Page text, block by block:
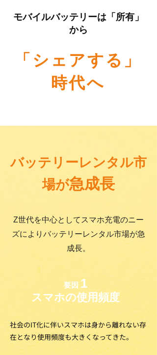
モバイルバッテリーは「所有」
から
「シェアする」
時代へ
バッテリーレンタル市
場が急成長
Z世代を中心としてスマホ充電のニー
ズによりバッテリーレンタル市場が急
成長。
要因 1
スマホの使用頻度
社会のIT化に伴いスマホは身から離れない存
在となり使用頻度も大きくなってきた。